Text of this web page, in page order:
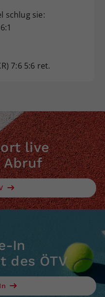
schlug sie:
7:6 5:6 ret.
live
Abruf
In
des ÖTV
Ihre Consent-
anderem eine
ID, für die
Ihrer
Einstellungen, falls der
dies eingestellt